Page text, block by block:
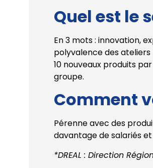
Quel est le
En 3 mots : innovation,
polyvalence des ateliers
10 nouveaux produits
groupe.
Comment
Pérenne avec des
davantage de salariés
*DREAL : Direction